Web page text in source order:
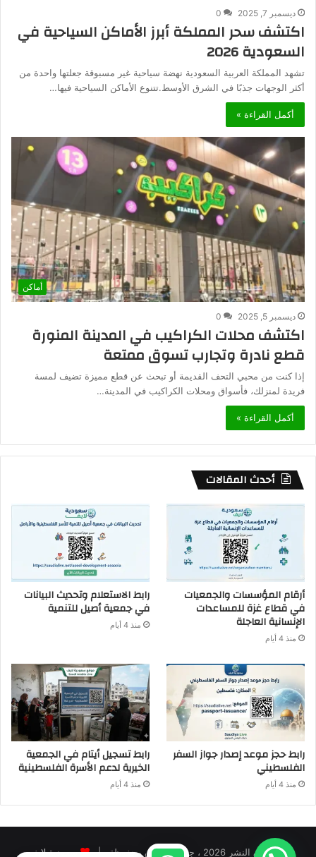
ديسمبر 7, 2025 0
اكتشف سحر المملكة أبرز الأماكن السياحية في
السعودية 2026
تشهد المملكة العربية السعودية نهضة سياحية غير مسبوقة جعلتها واحدة من
أكثر الوجهات جذبًا في الشرق الأوسط.تتنوع الأماكن السياحية فيها…
أكمل القراءة »
أماكن
ديسمبر 5, 2025 0
اكتشف محلات الكراكيب في المدينة المنورة
قطع نادرة وتجارب تسوق ممتعة
إذا كنت من محبي التحف القديمة أو تبحث عن قطع مميزة تضيف لمسة
فريدة لمنزلك، فأسواق ومحلات الكراكيب في المدينة…
أكمل القراءة »
أحدث المقالات
أرقام المؤسسات والجمعيات
في قطاع غزة للمساعدات
الإنسانية العاجلة
منذ 4 أيام
رابط الاستعلام وتحديث البيانات
في جمعية أصيل للتنمية
منذ 4 أيام
رابط حجز موعد إصدار جواز السفر
الفلسطيني
منذ 4 أيام
رابط تسجيل أيتام في الجمعية
الخيرية لدعم الأسرة الفلسطينية
منذ 4 أيام
© حقوق النشر 2026 ، جميع الحقوق محفوظة | سعودية لايف